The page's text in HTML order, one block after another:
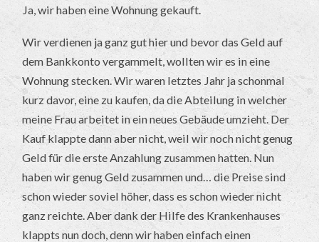
Ja, wir haben eine Wohnung gekauft.
Wir verdienen ja ganz gut hier und bevor das Geld auf
dem Bankkonto vergammelt, wollten wir es in eine
Wohnung stecken. Wir waren letztes Jahr ja schonmal
kurz davor, eine zu kaufen, da die Abteilung in welcher
meine Frau arbeitet in ein neues Gebäude umzieht. Der
Kauf klappte dann aber nicht, weil wir noch nicht genug
Geld für die erste Anzahlung zusammen hatten. Nun
haben wir genug Geld zusammen und… die Preise sind
schon wieder soviel höher, dass es schon wieder nicht
ganz reichte. Aber dank der Hilfe des Krankenhauses
klappts nun doch, denn wir haben einfach einen